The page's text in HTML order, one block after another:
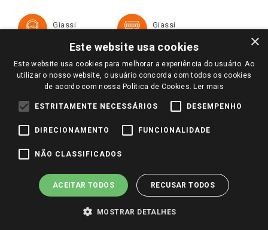
Televendas
Notícias
Perguntas frequentes
Identidade Visual
Formas de Pagamento
Trocas e Devoluções
Giassi
Giassi
Redes Sociais
Pagamento e Segurança
×
Este website usa cookies
Este website usa cookies para melhorar a experiência do usuário. Ao
utilizar o nosso website, o usuário concorda com todos os cookies
de acordo com nossa Política de Cookies. Ler mais
ESTRITAMENTE NECESSÁRIOS DESEMPENHO
DIRECIONAMENTO FUNCIONALIDADE
NÃO CLASSIFICADOS
ACEITAR TODOS RECUSAR TODOS
MOSTRAR DETALHES